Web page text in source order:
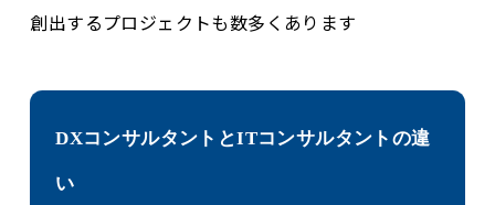
創出するプロジェクトも数多くあります
DXコンサルタントとITコンサルタントの違
い